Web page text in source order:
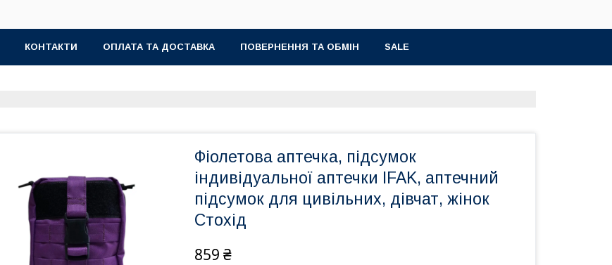
КОНТАКТИ ОПЛАТА ТА ДОСТАВКА ПОВЕРНЕННЯ ТА ОБМІН SALE
Фіолетова аптечка, підсумок
індивідуальної аптечки IFAK, аптечний
підсумок для цивільних, дівчат, жінок
Стохід
859 ₴